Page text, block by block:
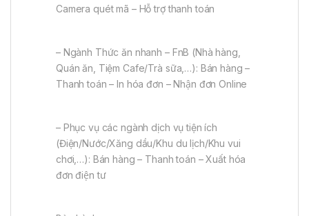
Camera quét mã – Hỗ trợ thanh toán
– Ngành Thức ăn nhanh – FnB (Nhà hàng,
Quán ăn, Tiệm Cafe/Trà sữa,…): Bán hàng –
Thanh toán – In hóa đơn – Nhận đơn Online
– Phục vụ các ngành dịch vụ tiện ích
(Điện/Nước/Xăng dầu/Khu du lịch/Khu vui
chơi,…): Bán hàng – Thanh toán – Xuất hóa
đơn điện tư